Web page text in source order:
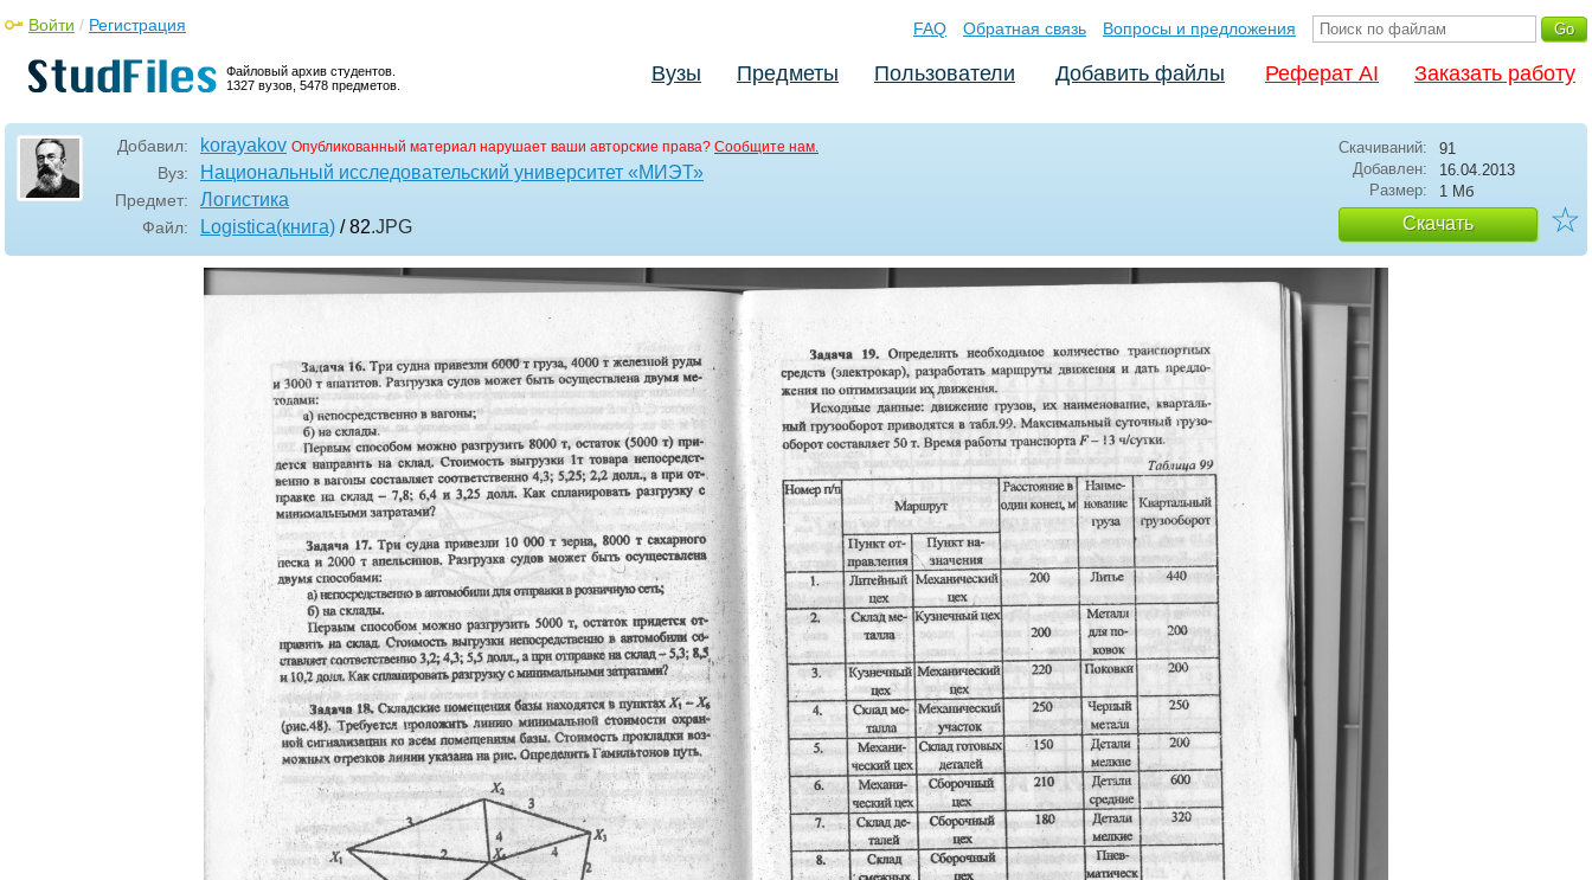
Файловый архив студентов.
1327 вузов, 5478 предметов.
Войти / Регистрация FAQ Обратная связь Вопросы и предложения
Вузы Предметы Пользователи Добавить файлы Реферат AI Заказать работу
Добавил: korayakov Опубликованный материал нарушает ваши авторские права? Сообщите нам.
Вуз: Национальный исследовательский университет «МИЭТ»
Предмет: Логистика
Файл: Logistica(книга) / 82.JPG
Скачиваний:
91
Добавлен:
16.04.2013
Размер:
1 Мб
Скачать ☆